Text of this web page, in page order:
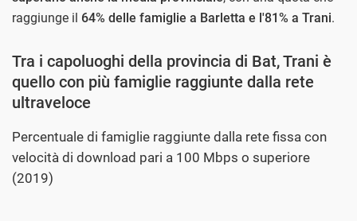
raggiunge il 64% delle famiglie a Barletta e l'81% a Trani.
Tra i capoluoghi della provincia di Bat, Trani è
quello con più famiglie raggiunte dalla rete
ultraveloce
Percentuale di famiglie raggiunte dalla rete fissa con
velocità di download pari a 100 Mbps o superiore
(2019)